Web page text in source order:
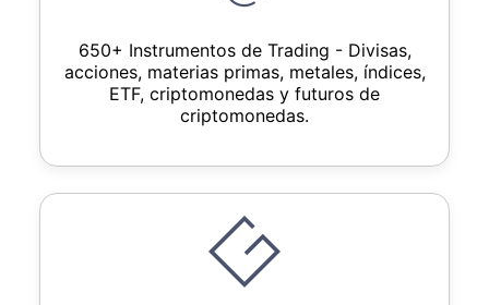
650+ Instrumentos de Trading - Divisas,
acciones, materias primas, metales, índices,
ETF, criptomonedas y futuros de
criptomonedas.